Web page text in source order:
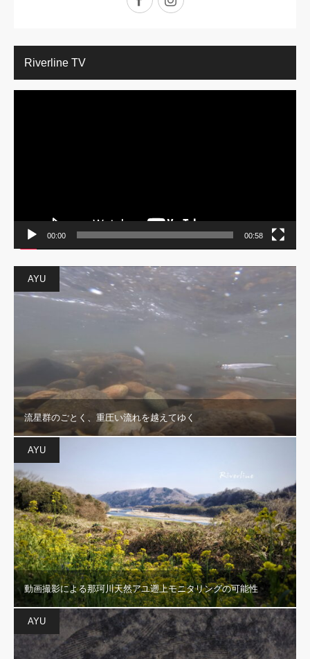
Riverline TV
動
00:00 00:58
AYU
流星群のごとく、重圧い流れを越えてゆく
AYU
動画撮影による那珂川天然アユ遡上モニタリングの可能性
AYU